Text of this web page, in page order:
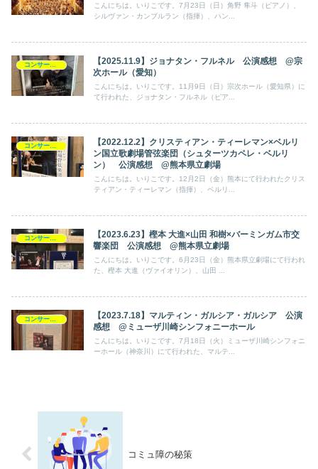
こんにちは。いりこです。7月23日（日）角野 隼斗（ピアノ）、
シルヴァン・カンブルラン（指揮）、ハン...
コンサート日記
【2025.11.9】ジョナタン・フルネル 公演感想 @宗
次ホール（愛知）
こんにちは。いりこです。11月9日（日）宗次ホール（愛知県）に
て行われた、ジョナタン・フルネル（ピア...
【2022.12.2】クリスティアン・ティーレマン×ベルリ
ン国立歌劇場管弦楽団（シュターツカペレ・ベルリ
ン） 公演感想 @熊本県立劇場
こんにちは。いりこです。12月2日（金）熊本にて行われたクリス
ティアン・ティーレマン（指揮）、ベルリ...
【2023.6.23】樫本 大進×山田 和樹×バーミンガム市交
響楽団 公演感想 @熊本県立劇場
こんにちは。いりこです。6月23日（金）熊本県立劇場にて行われ
た、樫本 大進（ヴァイオリン）、山田 ...
【2023.7.18】マルティン・ガルシア・ガルシア 公演
感想 @ミューザ川崎シンフォニーホール
こんにちは。いりこです。7月18日（火）ミューザ川崎シンフォニ
ーホール（神奈川）にて行われた、マルテ...
コミュ障の秘策